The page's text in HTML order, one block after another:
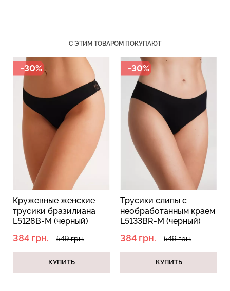
С ЭТИМ ТОВАРОМ ПОКУПАЮТ
-30%
Трусики слипы с
необработанным краем
L5133BR-M (черный)
384 грн. 549 грн.
КУПИТЬ
-30%
Женские кружевные
трусики L5127BR-M
(черный)
384 грн. 549 грн.
КУПИТЬ
Велосипедки с пуш-ап
эффектом бесшовные
TRACKS SHAPE black
(черный) Giulia
454 грн.
649 грн.
Бесшовные трусы
хипстеры HIPSTER BRIEFS
(бежевый) Giulia
230 грн. 329 грн.